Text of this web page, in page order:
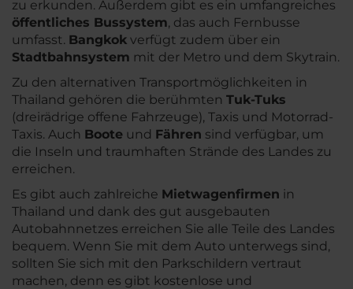
zu erkunden. Außerdem gibt es ein umfangreiches
öffentliches Bussystem, das auch Fernbusse
umfasst. Bangkok verfügt zudem über ein
Stadtbahnsystem mit der Metro und dem Skytrain.
Zu den alternativen Transportmöglichkeiten in
Thailand gehören die berühmten Tuk-Tuks
(dreirädrige offene Fahrzeuge), Taxis und Motorrad-
Taxis. Auch Boote und Fähren sind verfügbar, um
die Inseln und traumhaften Strände des Landes zu
erreichen.
Es gibt auch zahlreiche Mietwagenfirmen in
Thailand und dank des gut ausgebauten
Autobahnnetzes erreichen Sie alle Teile des Landes
bequem. Wenn Sie mit dem Auto unterwegs sind,
sollten Sie sich mit den Parkschildern vertraut
machen, denn es gibt kostenlose und